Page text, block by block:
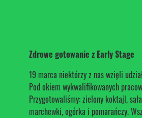
Zdrowe gotowanie z Early Stage
19 marca niektórzy z nas wzięli
Pod okiem wykwalifikowanych
Przygotowaliśmy: zielony koktajl,
marchewki, ogórka i pomarańczy.